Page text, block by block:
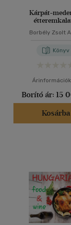
Kárpát-
Borbély Zsolt
Könyv
Árinformációk
Borító ár: 15
Kosárba